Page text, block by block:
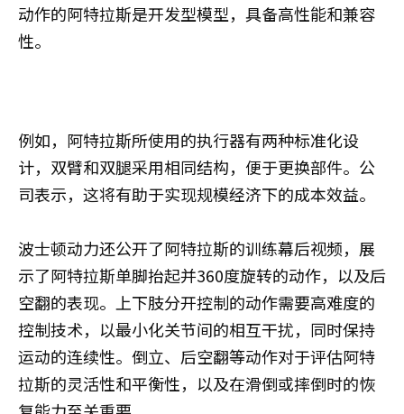
动作的阿特拉斯是开发型模型，具备高性能和兼容
性。
例如，阿特拉斯所使用的执行器有两种标准化设
计，双臂和双腿采用相同结构，便于更换部件。公
司表示，这将有助于实现规模经济下的成本效益。
波士顿动力还公开了阿特拉斯的训练幕后视频，展
示了阿特拉斯单脚抬起并360度旋转的动作，以及后
空翻的表现。上下肢分开控制的动作需要高难度的
控制技术，以最小化关节间的相互干扰，同时保持
运动的连续性。倒立、后空翻等动作对于评估阿特
拉斯的灵活性和平衡性，以及在滑倒或摔倒时的恢